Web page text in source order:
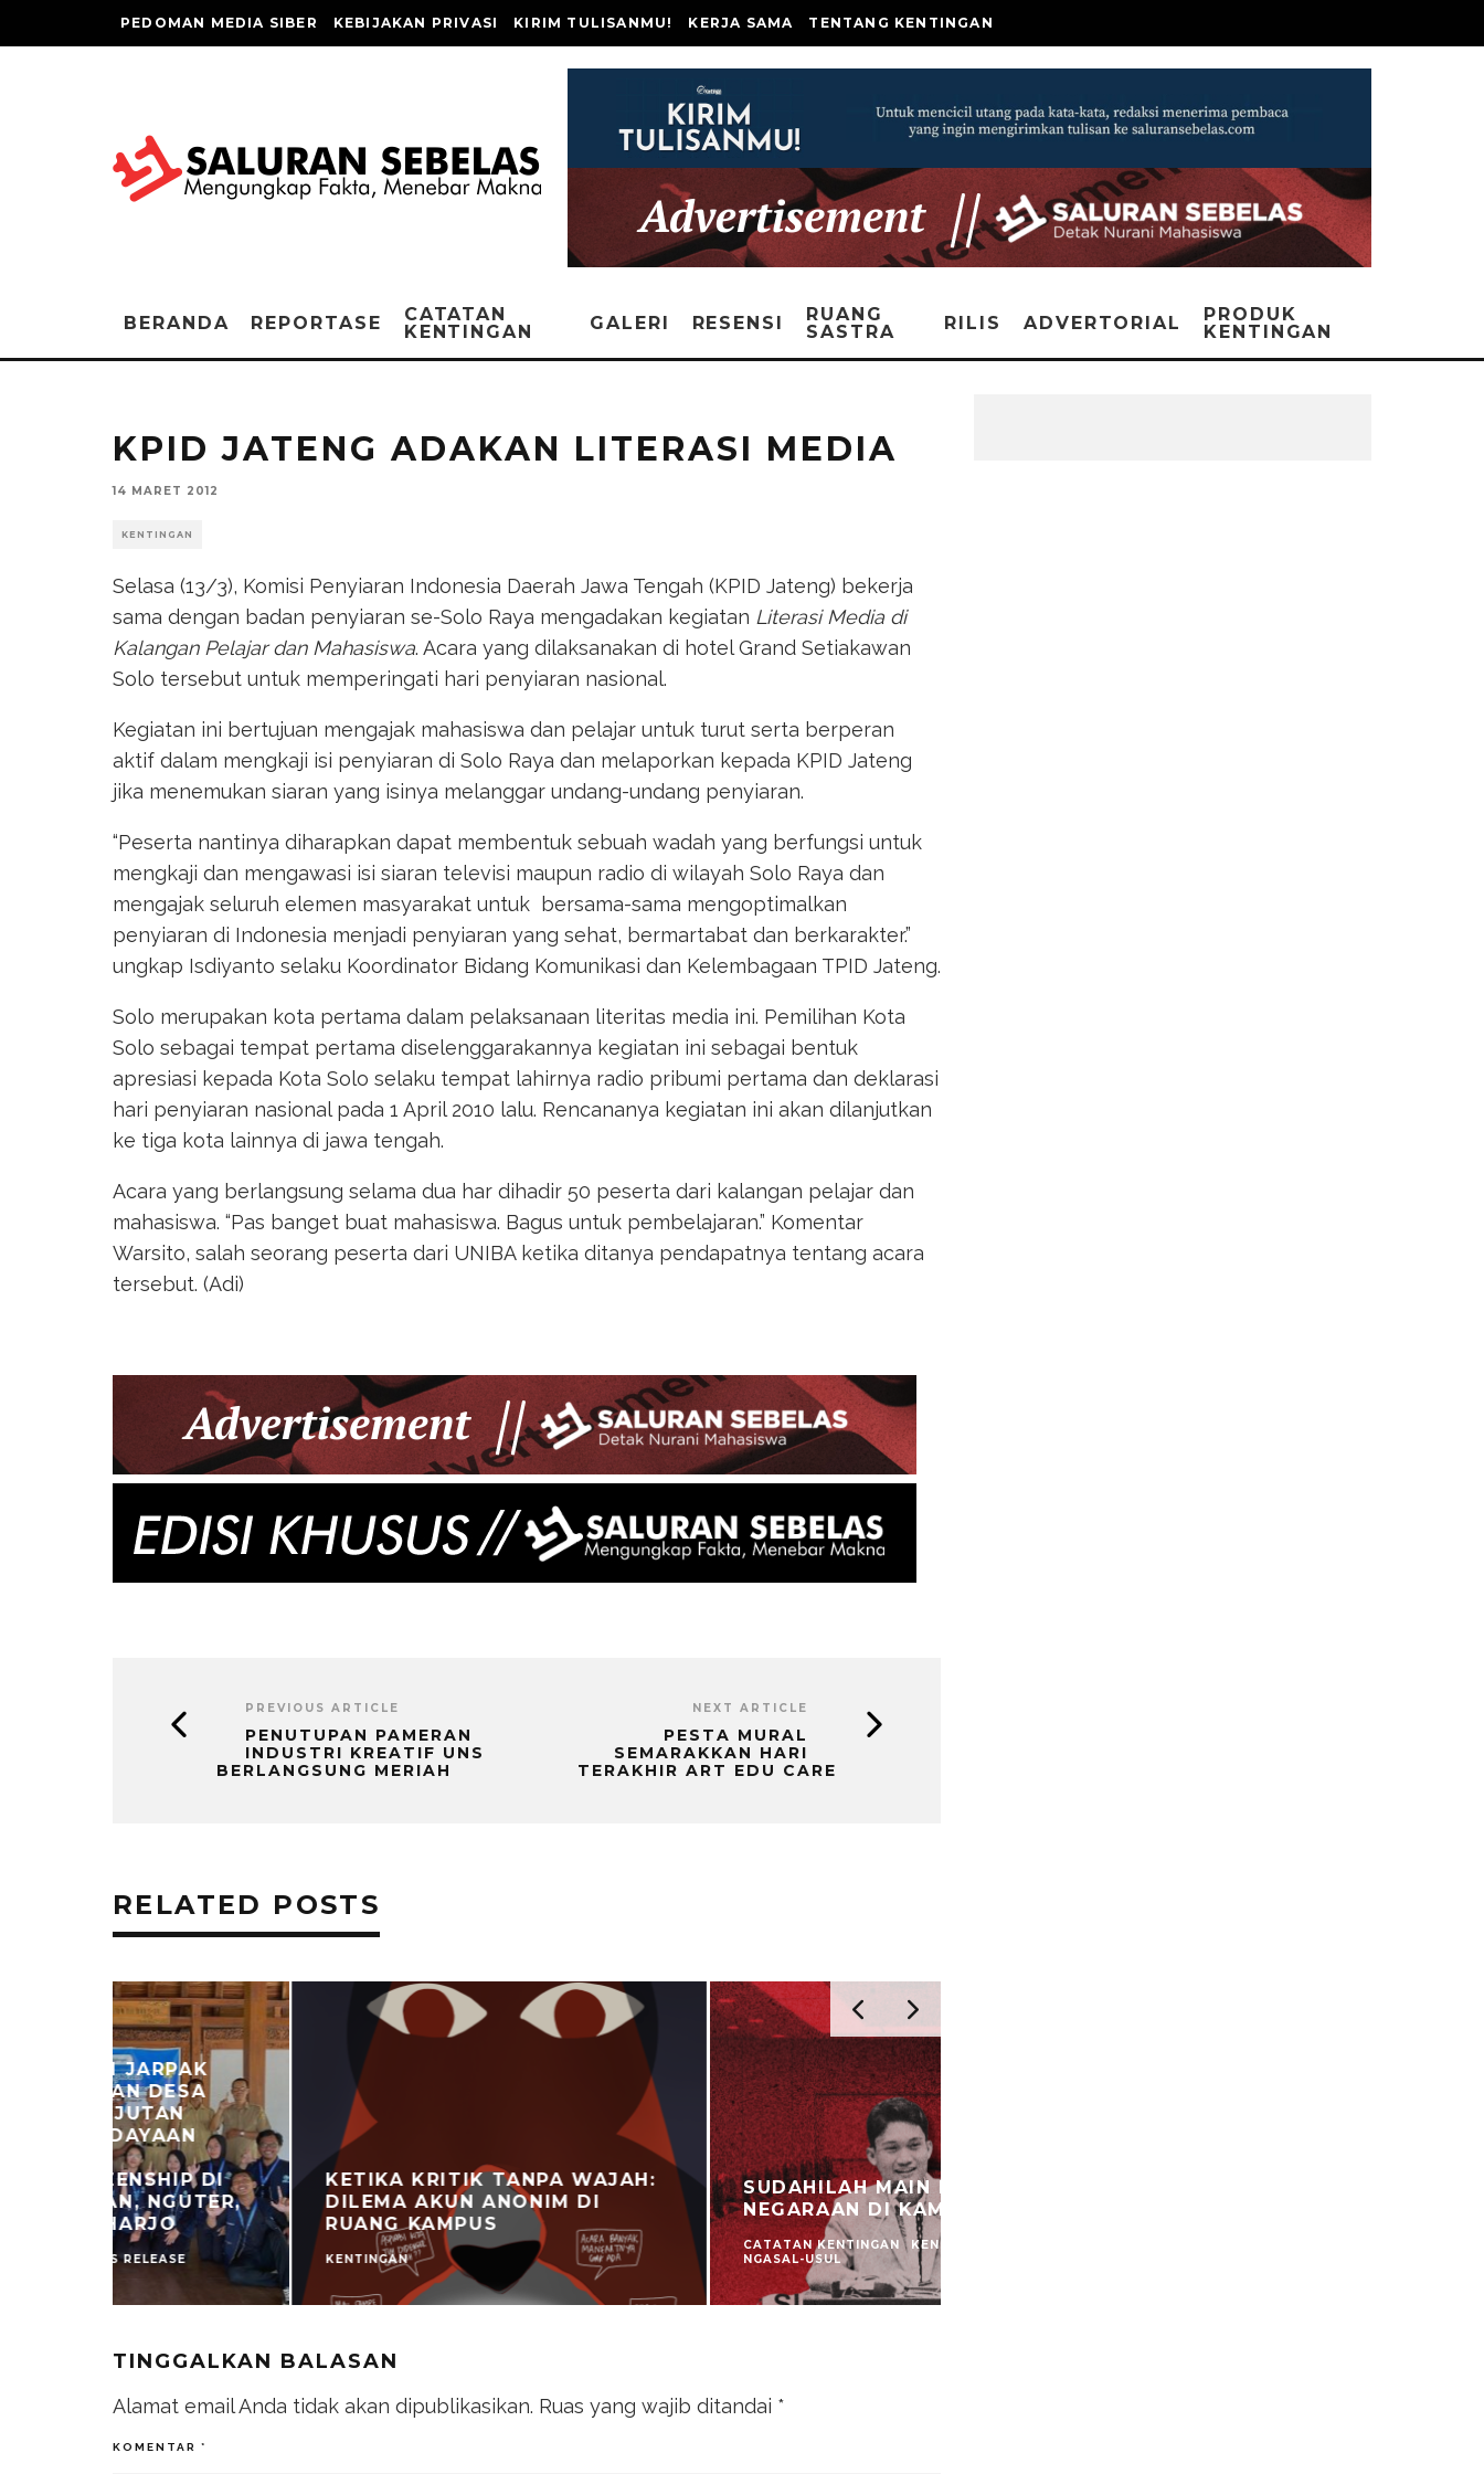
PEDOMAN MEDIA SIBER KEBIJAKAN PRIVASI KIRIM TULISANMU! KERJA SAMA TENTANG KENTINGAN
BERANDA REPORTASE
CATATAN
KENTINGAN
GALERI RESENSI
RUANG
SASTRA
RILIS ADVERTORIAL
PRODUK
KENTINGAN
KPID JATENG ADAKAN LITERASI MEDIA
14 MARET 2012
KENTINGAN
Selasa (13/3), Komisi Penyiaran Indonesia Daerah Jawa Tengah (KPID Jateng) bekerja
sama dengan badan penyiaran se-Solo Raya mengadakan kegiatan Literasi Media di
Kalangan Pelajar dan Mahasiswa. Acara yang dilaksanakan di hotel Grand Setiakawan
Solo tersebut untuk memperingati hari penyiaran nasional.
Kegiatan ini bertujuan mengajak mahasiswa dan pelajar untuk turut serta berperan
aktif dalam mengkaji isi penyiaran di Solo Raya dan melaporkan kepada KPID Jateng
jika menemukan siaran yang isinya melanggar undang-undang penyiaran.
“Peserta nantinya diharapkan dapat membentuk sebuah wadah yang berfungsi untuk
mengkaji dan mengawasi isi siaran televisi maupun radio di wilayah Solo Raya dan
mengajak seluruh elemen masyarakat untuk bersama-sama mengoptimalkan
penyiaran di Indonesia menjadi penyiaran yang sehat, bermartabat dan berkarakter.”
ungkap Isdiyanto selaku Koordinator Bidang Komunikasi dan Kelembagaan TPID Jateng.
Solo merupakan kota pertama dalam pelaksanaan literitas media ini. Pemilihan Kota
Solo sebagai tempat pertama diselenggarakannya kegiatan ini sebagai bentuk
apresiasi kepada Kota Solo selaku tempat lahirnya radio pribumi pertama dan deklarasi
hari penyiaran nasional pada 1 April 2010 lalu. Rencananya kegiatan ini akan dilanjutkan
ke tiga kota lainnya di jawa tengah.
Acara yang berlangsung selama dua har dihadir 50 peserta dari kalangan pelajar dan
mahasiswa. “Pas banget buat mahasiswa. Bagus untuk pembelajaran.” Komentar
Warsito, salah seorang peserta dari UNIBA ketika ditanya pendapatnya tentang acara
tersebut. (Adi)
PREVIOUS ARTICLE
PENUTUPAN PAMERAN
INDUSTRI KREATIF UNS
BERLANGSUNG MERIAH
NEXT ARTICLE
PESTA MURAL
SEMARAKKAN HARI
TERAKHIR ART EDU CARE
RELATED POSTS
KETIKA KRITIK TANPA WAJAH:
DILEMA AKUN ANONIM DI
RUANG KAMPUS
KENTINGAN
SUDAHILAH MAIN NEGARA-
NEGARAAN DI KAMPUS
CATATAN KENTINGAN
KENTINGAN
NGASAL-USUL
TINGGALKAN BALASAN
Alamat email Anda tidak akan dipublikasikan. Ruas yang wajib ditandai *
KOMENTAR *